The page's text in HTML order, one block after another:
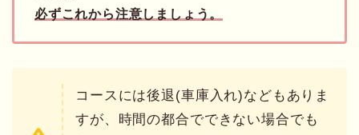
必ずこれから注意しましょう。
コースには後退(車庫入れ)などもありま
すが、時間の都合でできない場合でも